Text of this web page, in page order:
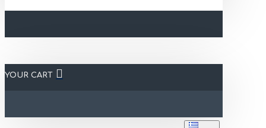
YOUR CART